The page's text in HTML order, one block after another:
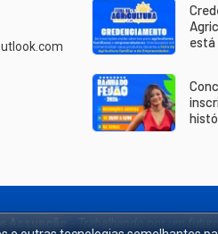
está
Assunção Trabalhando por um